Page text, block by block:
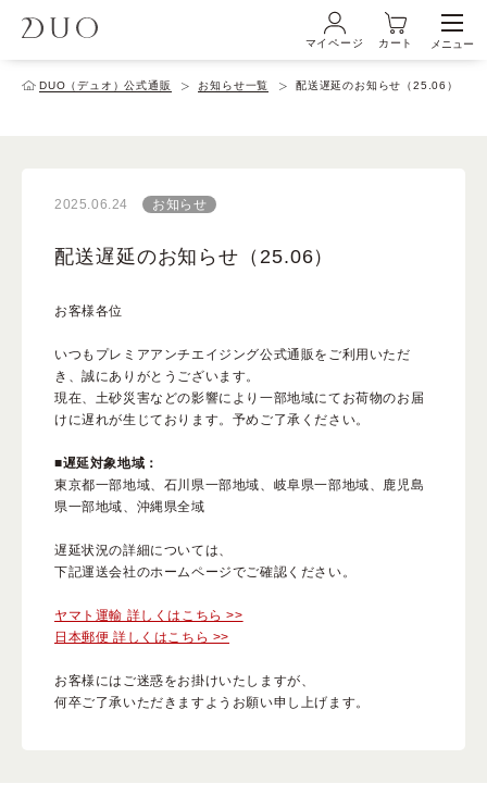
ログイン・新規会員登録
ブランド
サービス
キャンペーン・特集
よくある質問
スペシャルコンテンツ
クレンジングバームの魅力
マイページ カート メニュー
DUO（デュオ）公式通販 お知らせ一覧 配送遅延のお知らせ（25.06）
2025.06.24 お知らせ
配送遅延のお知らせ（25.06）
お客様各位
いつもプレミアアンチエイジング公式通販をご利用いただ
き、誠にありがとうございます。
現在、土砂災害などの影響により一部地域にてお荷物のお届
けに遅れが生じております。予めご了承ください。
■遅延対象地域：
東京都一部地域、石川県一部地域、岐阜県一部地域、鹿児島
県一部地域、沖縄県全域
遅延状況の詳細については、
下記運送会社のホームページでご確認ください。
ヤマト運輸 詳しくはこちら >>
日本郵便 詳しくはこちら >>
お客様にはご迷惑をお掛けいたしますが、
何卒ご了承いただきますようお願い申し上げます。